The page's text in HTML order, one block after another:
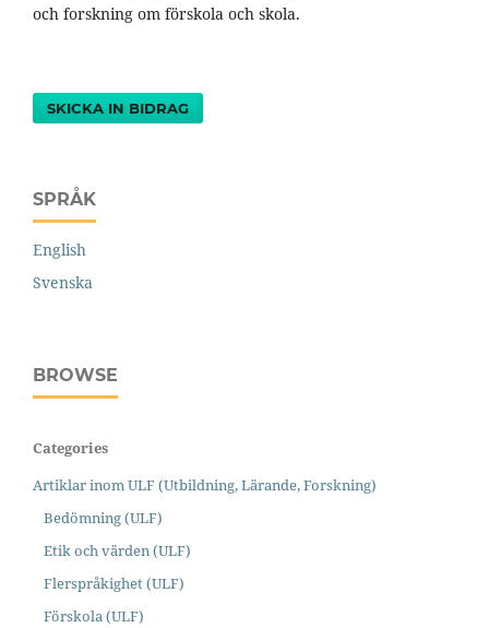
och forskning om förskola och skola.
SKICKA IN BIDRAG
SPRÅK
English
Svenska
BROWSE
Categories
Artiklar inom ULF (Utbildning, Lärande, Forskning)
Bedömning (ULF)
Etik och värden (ULF)
Flerspråkighet (ULF)
Förskola (ULF)